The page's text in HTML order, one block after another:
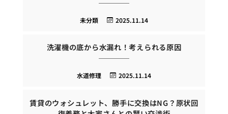
2025.11.14
未分類
洗濯機の底から水漏れ！考えられる原因
2025.11.14
水道修理
賃貸のウォシュレット、勝手に交換はNG？原状回